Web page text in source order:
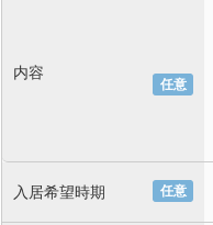
任意
内容
任意
入居希望時期